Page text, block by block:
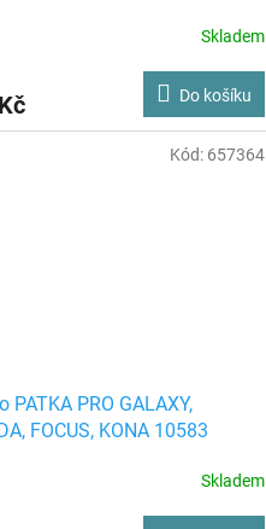
Skladem
Do košíku
PATKA PRO GALAXY,
FOCUS, KONA 10583
Skladem
Kód: 657364